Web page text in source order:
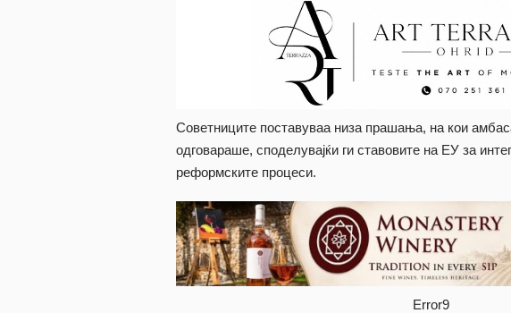
Советниците поставуваа низа прашања, на кои
одговараше, споделувајќи ги ставовите на ЕУ за
реформските процеси.
Error9